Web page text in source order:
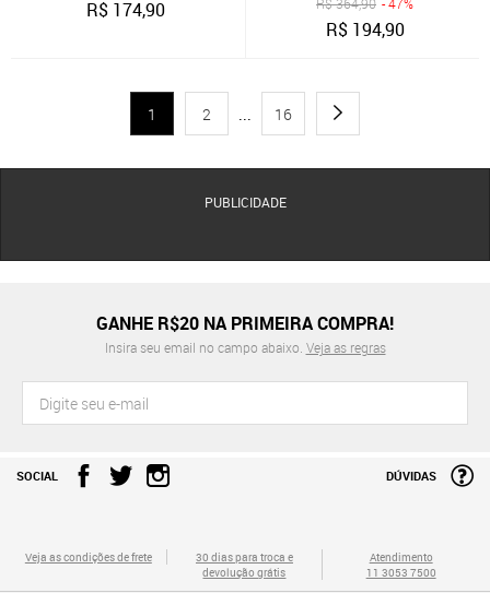
R$ 174,90
R$ 194,90
1 2 ... 16
PUBLICIDADE
GANHE R$20 NA PRIMEIRA COMPRA!
Insira seu email no campo abaixo. Veja as regras
SOCIAL DÚVIDAS
Veja as condições de frete
30 dias para troca e
devolução grátis
Atendimento
11 3053 7500